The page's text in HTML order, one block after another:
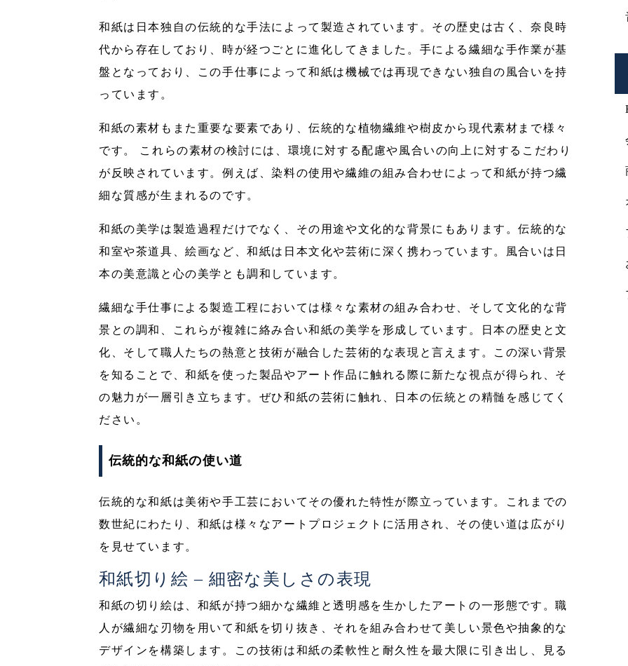
和紙は日本独自の伝統的な手法によって製造されています。その歴史は古く、奈良時
代から存在しており、時が経つごとに進化してきました。手による繊細な手作業が基
盤となっており、この手仕事によって和紙は機械では再現できない独自の風合いを持
っています。
和紙の素材もまた重要な要素であり、伝統的な植物繊維や樹皮から現代素材まで様々
です。 これらの素材の検討には、環境に対する配慮や風合いの向上に対するこだわり
が反映されています。例えば、染料の使用や繊維の組み合わせによって和紙が持つ繊
細な質感が生まれるのです。
和紙の美学は製造過程だけでなく、その用途や文化的な背景にもあります。伝統的な
和室や茶道具、絵画など、和紙は日本文化や芸術に深く携わっています。風合いは日
本の美意識と心の美学とも調和しています。
繊細な手仕事による製造工程においては様々な素材の組み合わせ、そして文化的な背
景との調和、これらが複雑に絡み合い和紙の美学を形成しています。日本の歴史と文
化、そして職人たちの熱意と技術が融合した芸術的な表現と言えます。この深い背景
を知ることで、和紙を使った製品やアート作品に触れる際に新たな視点が得られ、そ
の魅力が一層引き立ちます。ぜひ和紙の芸術に触れ、日本の伝統との精髄を感じてく
ださい。
伝統的な和紙の使い道
伝統的な和紙は美術や手工芸においてその優れた特性が際立っています。これまでの
数世紀にわたり、和紙は様々なアートプロジェクトに活用され、その使い道は広がり
を見せています。
和紙切り絵 – 細密な美しさの表現
和紙の切り絵は、和紙が持つ細かな繊維と透明感を生かしたアートの一形態です。職
人が繊細な刃物を用いて和紙を切り抜き、それを組み合わせて美しい景色や抽象的な
デザインを構築します。この技術は和紙の柔軟性と耐久性を最大限に引き出し、見る